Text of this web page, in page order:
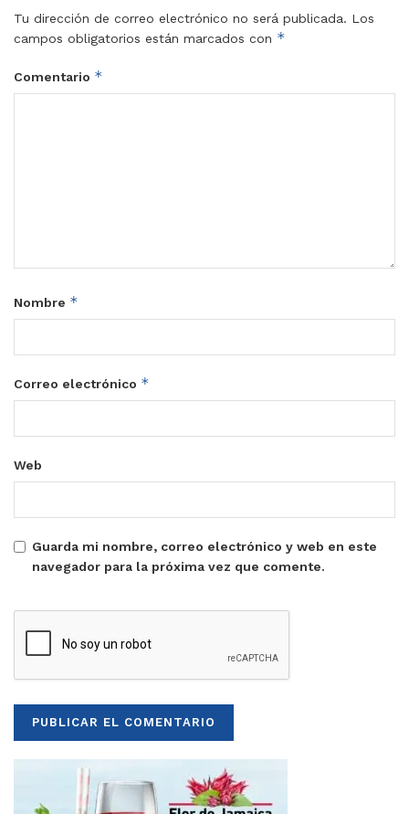
Tu dirección de correo electrónico no será publicada. Los
campos obligatorios están marcados con *
Comentario *
Nombre *
Correo electrónico *
Web
Guarda mi nombre, correo electrónico y web en este
navegador para la próxima vez que comente.